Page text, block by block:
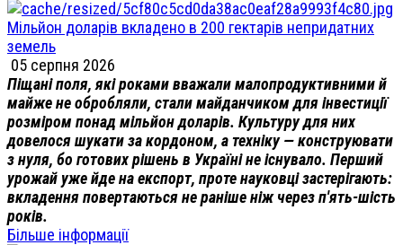
Мільйон доларів вкладено в 200 гектарів непридатних
земель
05 серпня 2026
Піщані поля, які роками вважали малопродуктивними й
майже не обробляли, стали майданчиком для інвестиції
розміром понад мільйон доларів. Культуру для них
довелося шукати за кордоном, а техніку — конструювати
з нуля, бо готових рішень в Україні не існувало. Перший
урожай уже йде на експорт, проте науковці застерігають:
вкладення повертаються не раніше ніж через п'ять-шість
років.
Більше інформації